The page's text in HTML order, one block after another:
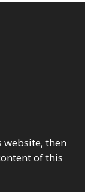
website, then
of this